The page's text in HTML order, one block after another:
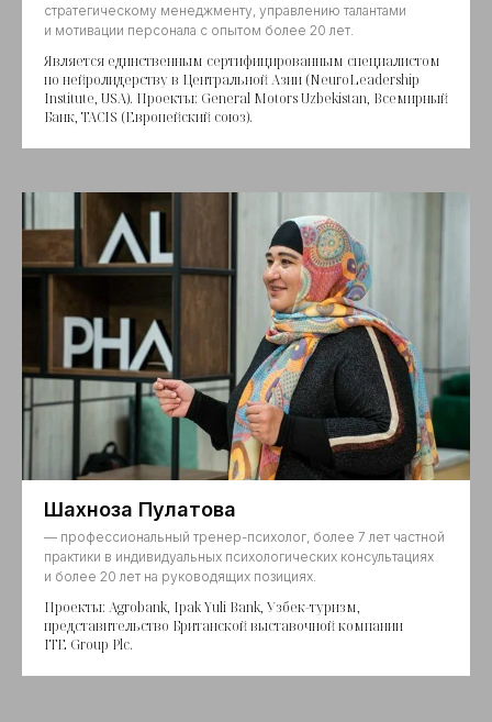
стратегическому менеджменту, управлению талантами
и мотивации персонала с опытом более 20 лет.
Является единственным сертифицированным специалистом
по нейролидерству в Центральной Азии (NeuroLeadership
Institute, USA). Проекты: General Motors Uzbekistan, Всемирный
Банк, TACIS (Европейский союз).
Шахноза Пулатова
— профессиональный тренер-психолог, более 7 лет частной
практики в индивидуальных психологических консультациях
и более 20 лет на руководящих позициях.
Проекты: Agrobank, Ipak Yuli Bank, Узбек-туризм,
представительство Британской выставочной компании
ITE Group Plc.